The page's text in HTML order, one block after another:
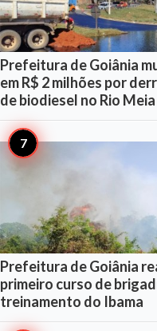
Prefeitura de Goiânia
em R$ 2 milhões por
de biodiesel no Rio
Prefeitura de Goiânia
primeiro curso de
treinamento do Ibama